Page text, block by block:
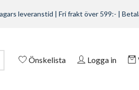
leveranstid | Fri frakt över 599:- |
Önskelista Logga in